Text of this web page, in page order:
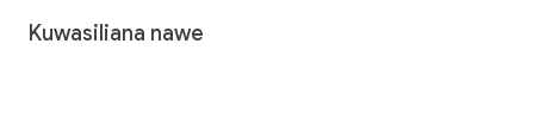
Kuwasiliana nawe